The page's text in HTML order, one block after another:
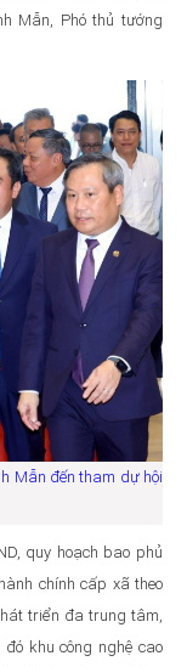
Mẫn, Phó thủ tướng
Mẫn đến tham dự hội
quy hoạch bao phủ
chính cấp xã theo
triển đa trung tâm,
khu công nghệ cao